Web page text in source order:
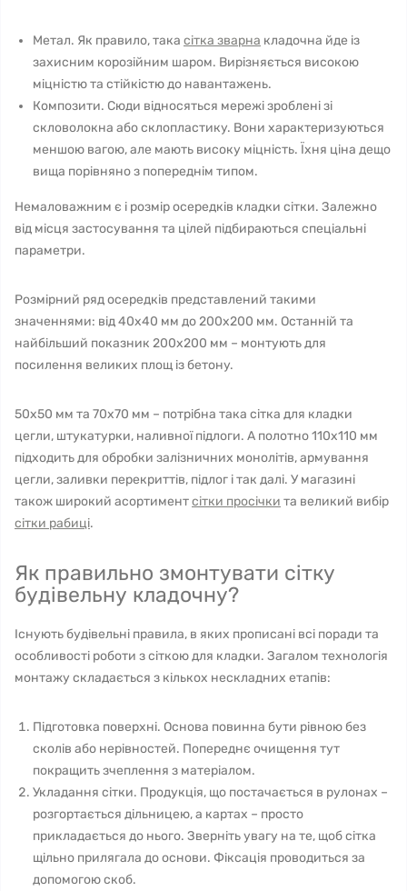
Метал. Як правило, така сітка зварна кладочна йде із
захисним корозійним шаром. Вирізняється високою
міцністю та стійкістю до навантажень.
Композити. Сюди відносяться мережі зроблені зі
скловолокна або склопластику. Вони характеризуються
меншою вагою, але мають високу міцність. Їхня ціна дещо
вища порівняно з попереднім типом.
Немаловажним є і розмір осередків кладки сітки. Залежно
від місця застосування та цілей підбираються спеціальні
параметри.
Розмірний ряд осередків представлений такими
значеннями: від 40х40 мм до 200х200 мм. Останній та
найбільший показник 200х200 мм – монтують для
посилення великих площ із бетону.
50х50 мм та 70х70 мм – потрібна така сітка для кладки
цегли, штукатурки, наливної підлоги. А полотно 110х110 мм
підходить для обробки залізничних монолітів, армування
цегли, заливки перекриттів, підлог і так далі. У магазині
також широкий асортиментсітки просічки та великий вибір
сітки рабиці.
Як правильно змонтувати сітку
будівельну кладочну?
Існують будівельні правила, в яких прописані всі поради та
особливості роботи з сіткою для кладки. Загалом технологія
монтажу складається з кількох нескладних етапів:
Підготовка поверхні. Основа повинна бути рівною без
сколів або нерівностей. Попереднє очищення тут
покращить зчеплення з матеріалом.
Укладання сітки. Продукція, що постачається в рулонах –
розгортається дільницею, а картах – просто
прикладається до нього. Зверніть увагу на те, щоб сітка
щільно прилягала до основи. Фіксація проводиться за
допомогою скоб.